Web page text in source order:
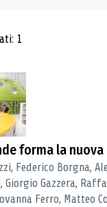
di ricerca
1
forma la
Federico Borgna,
Giorgio Gazzera,
Ferro, Matteo